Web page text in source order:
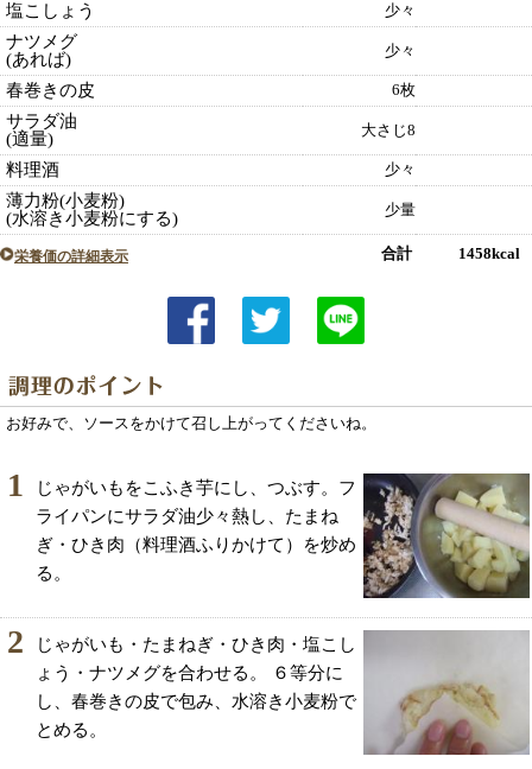
塩こしょう 少々
ナツメグ
(あれば)
少々
春巻きの皮 6枚
サラダ油
(適量)
大さじ8
料理酒 少々
薄力粉(小麦粉)
(水溶き小麦粉にする)
少量
栄養価の詳細表示 合計 1458kcal
お好みで、ソースをかけて召し上がってくださいね。
1
じゃがいもをこふき芋にし、つぶす。フ
ライパンにサラダ油少々熱し、たまね
ぎ・ひき肉（料理酒ふりかけて）を炒め
る。
2
じゃがいも・たまねぎ・ひき肉・塩こし
ょう・ナツメグを合わせる。 ６等分に
し、春巻きの皮で包み、水溶き小麦粉で
とめる。